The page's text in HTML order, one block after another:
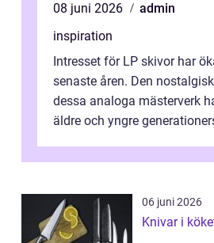
08 juni 2026
admin
inspiration
Intresset för LP skivor har
senaste åren. Den
dessa analoga mästerverk
äldre och yngre
06 juni 2026
Knivar i